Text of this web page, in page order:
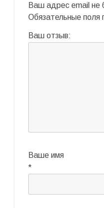
Ваш адрес email не
Обязательные поля
Ваш отзыв:
Ваше имя
*